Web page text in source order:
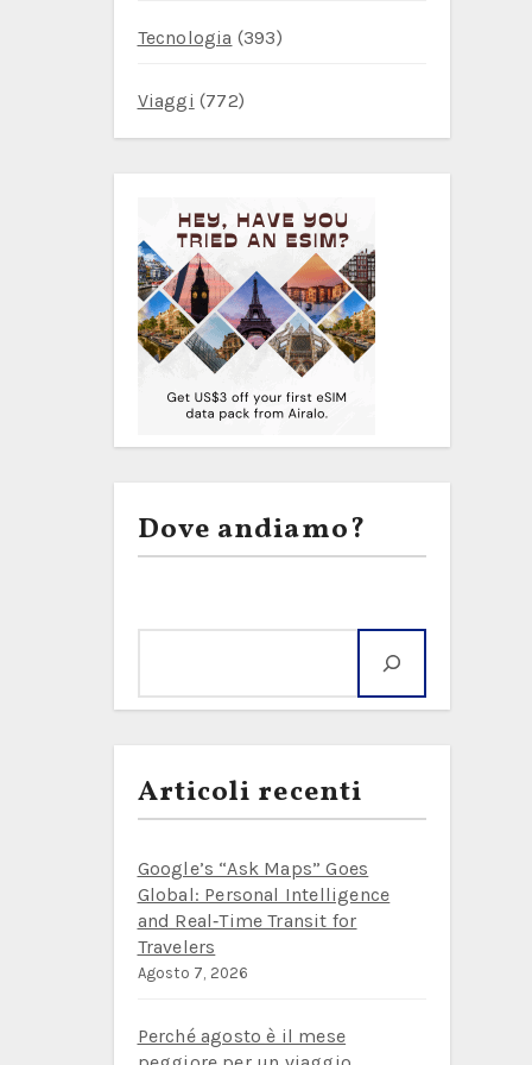
Tecnologia (393)
Viaggi (772)
Dove andiamo?
Articoli recenti
Google’s “Ask Maps” Goes
Global: Personal Intelligence
and Real‑Time Transit for
Travelers
Agosto 7, 2026
Perché agosto è il mese